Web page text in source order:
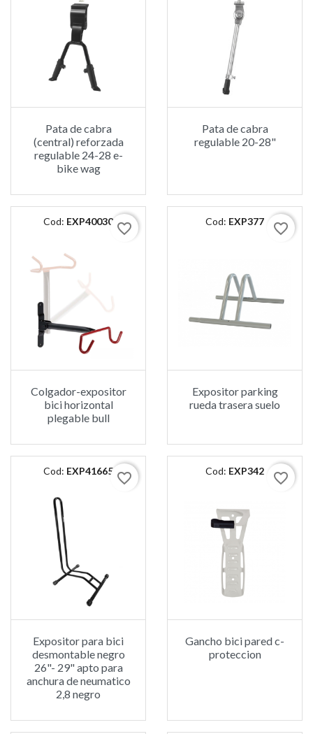
Pata de cabra
(central) reforzada
regulable 24-28 e-
bike wag
Pata de cabra
regulable 20-28"
Cod: EXP40030 favorite_border
Colgador-expositor
bici horizontal
plegable bull
Cod: EXP377 favorite_border
Expositor parking
rueda trasera suelo
Cod: EXP41665 favorite_border
Expositor para bici
desmontable negro
26"- 29" apto para
anchura de neumatico
2,8 negro
Cod: EXP342 favorite_border
Gancho bici pared c-
proteccion